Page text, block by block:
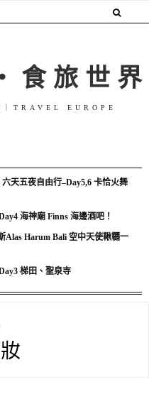
食旅世界
｜TRAVEL EUROPE
天五夜自由行–Day5,6 卡恰火舞
海神廟 Finns 海邊酒吧！
Alas Harum Bali 空中天使鞦韆一
梯田、聖泉寺